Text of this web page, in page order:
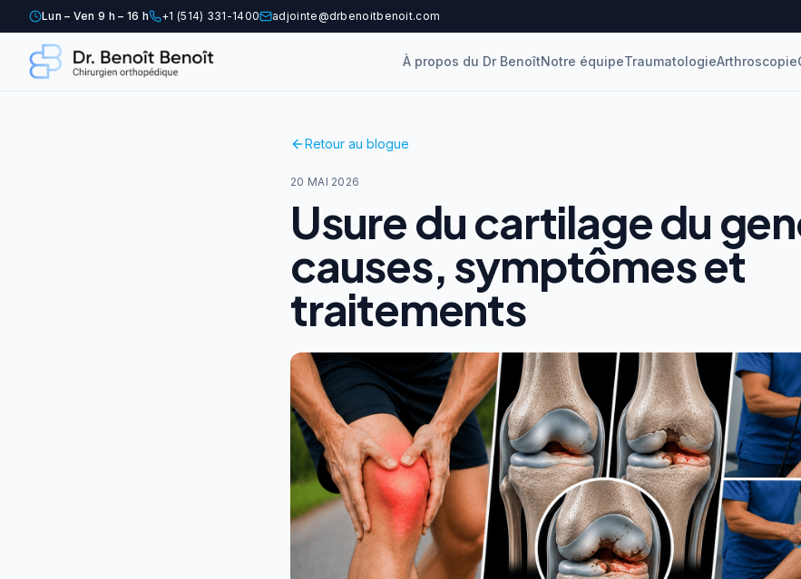
Lun – Ven 9 h – 16 h +1 (514) 331-1400 adjointe@drbenoitbenoit.com
À propos du Dr BenoîtNotre équipeTraumatologieArthroscopie
Retour au blogue
20 MAI 2026
Usure du cartilage du
causes, symptômes et
traitements